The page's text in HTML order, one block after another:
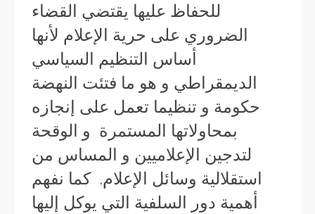
للحفاظ عليها يقتضي القضاء
الضروري على حرية الإعلام لأنها
أساس التنظيم السياسي
الديمقراطي و هو ما فتئت النهضة
حكومة و تنظيما تعمل على إنجازه
بمحاولاتها المستمرة و الوقحة
لتدجين الإعلاميين و المساس من
استقلالية وسائل الإعلام. كما نفهم
أهمية دور السلفية التي يوكل إليها